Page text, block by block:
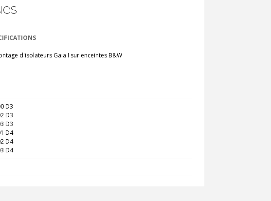
d'isolateurs Gaia I sur enceintes B&W
D3
D3
D3
D4
D4
D4